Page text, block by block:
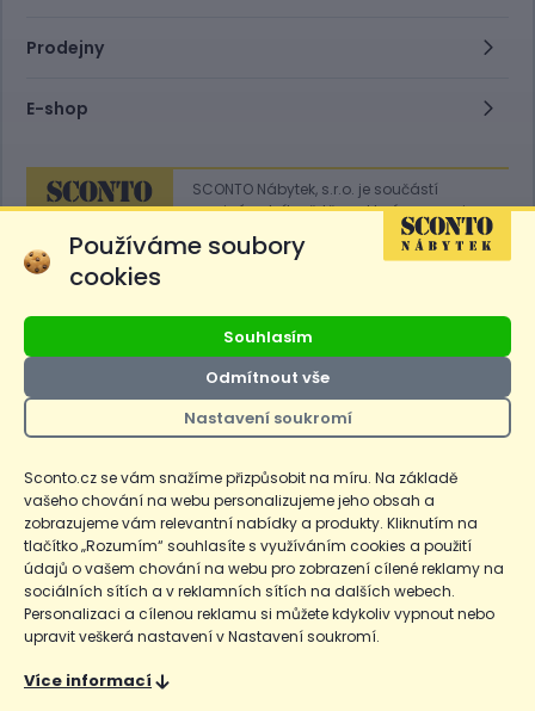
Prodejny
E-shop
SCONTO Nábytek, s.r.o. je součástí
mezinárodního řetězce, který provozuje
obchodní domy
Sconto.
Ceny produktů na e-shopu sconto.cz jsou označeny následovně. Běžná
cena je cena bez označení, *Cena pro členy SCONTO Clubu, **Akční
dnů před prvním zlevněním. Dle zákona o ochraně spotřebitele §12a je
uvedená Běžná cena současně i nejnižší za 30 dní, pokud není Nejnižší
Běžná cena za 30 dní uvedena samostatně na detailu produktu.
CopyrightOchrana osobních údajůCookiesNastavení cookies
© 2026 SCONTO Nábytek s.r.o.
Používáme soubory
cookies
Souhlasím
Odmítnout vše
Nastavení soukromí
Sconto.cz se vám snažíme přizpůsobit na míru. Na základě
vašeho chování na webu personalizujeme jeho obsah a
zobrazujeme vám relevantní nabídky a produkty. Kliknutím na
tlačítko „Rozumím“ souhlasíte s využíváním cookies a použití
údajů o vašem chování na webu pro zobrazení cílené reklamy na
sociálních sítích a v reklamních sítích na dalších webech.
Personalizaci a cílenou reklamu si můžete kdykoliv vypnout nebo
upravit veškerá nastavení v Nastavení soukromí.
Více informací